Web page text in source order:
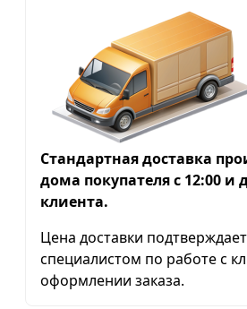
Стандартная доставка
дома покупателя с 12:00 и
клиента.
Цена доставки
специалистом по работе с
оформлении заказа.